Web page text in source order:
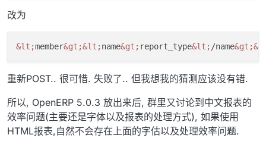
改为
&lt;member&gt;&lt;name&gt; report_type&lt;/name&gt;
重新POST.. 很可惜. 失败了.. 但我想我的猜测应该没有错.
所以, OpenERP 5.0.3 放出来后, 群里又讨论到中文报表的
效率问题(主要还是字体以及报表的处理方式), 如果使用
HTML报表,自然不会存在上面的字估以及处理效率问题.